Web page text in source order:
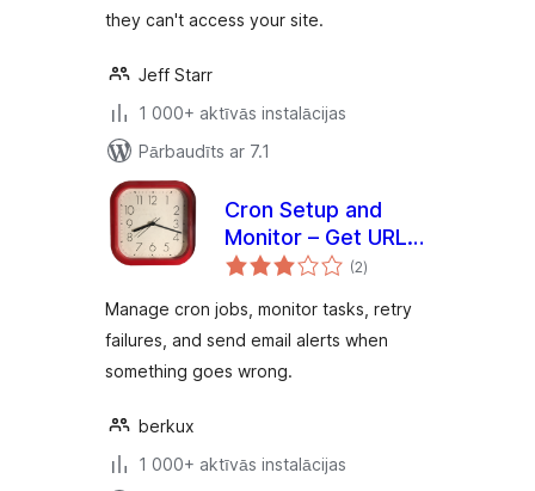
they can't access your site.
Jeff Starr
1 000+ aktīvās instalācijas
Pārbaudīts ar 7.1
Cron Setup and
Monitor – Get URL
Cron
(2vērtējumu
kopsumma
)
Manage cron jobs, monitor tasks, retry
failures, and send email alerts when
something goes wrong.
berkux
1 000+ aktīvās instalācijas